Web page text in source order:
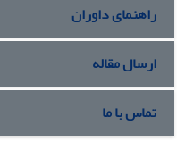
راهنمای داوران
ارسال مقاله
تماس با ما